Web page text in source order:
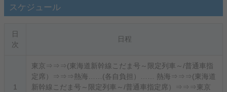
スケジュール
日
次
日程
1
東京⇒⇒⇒(東海道新幹線こだま号～限定列車～/普通車指
定席）⇒⇒⇒熱海……(各自負担）…… 熱海⇒⇒⇒(東海道
新幹線こだま号～限定列車～/普通車指定席）⇒⇒⇒東京